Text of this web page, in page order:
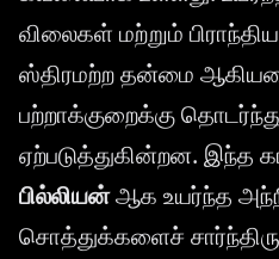
விலைகள் மற்றும்
ஸ்திரமற்ற தன்மை
பற்றாக்குறைக்கு
ஏற்படுத்துகின்றன. இந்த
பில்லியன்ஆக உயர்ந்த
சொத்துக்களைச்